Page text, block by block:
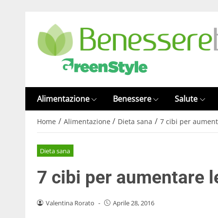
Alimentazione Benessere Salute
Home / Alimentazione / Dieta sana / 7 cibi per
Dieta sana
7 cibi per aumentare
Valentina Rorato - Aprile 28, 2016